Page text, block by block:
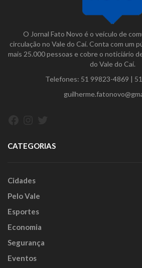
O Jornal Fato Novo é o veículo de
circulação no Vale do Caí. Conta com um
mais 25.000 pessoas e cobre o noticiário
do Vale do Caí.
Telefones: 51 99823-4869 |
CATEGORIAS
Cidades
Pelo Vale
Esportes
Economia
Segurança
Eventos